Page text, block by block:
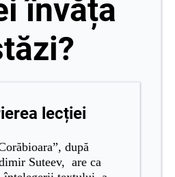
învăța
lecției
după
Suteev, are ca